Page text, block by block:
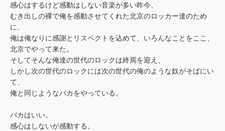
感心はするけど感動はしない音楽が多い昨今、
むき出しの裸で俺を感動させてくれた北京のロッカー達のため
に、
俺は俺なりに感謝とリスペクトを込めて、いろんなことをここ、
北京でやって来た。
そしてそんな俺達の世代のロックは終焉を迎え、
しかし次の世代のロックには次の世代の俺のような奴がそばにい
て、
俺と同じようなバカをやっている。
バカはいい。
感心はしないが感動する。